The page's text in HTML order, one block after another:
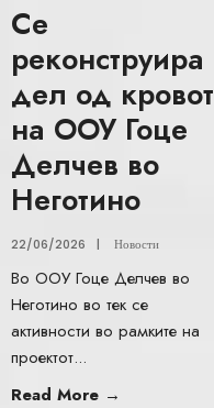
Се
реконструира
дел од кровот
на ООУ Гоце
Делчев во
Неготино
22/06/2026 | Новости
Во ООУ Гоце Делчев во
Неготино во тек се
активности во рамките на
проектот...
Read More →